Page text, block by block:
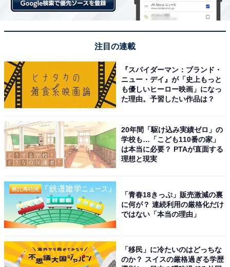
注目の連載
『スパイダーマン：ブランド・
ニュー・デイ』が「史上もっと
も優しいヒーロー映画」になっ
た理由。予習したい作品は？
20年間「駆け込み実績ゼロ」の
学校も…「こども110番の家」
は本当に必要？ PTAが直面する
理想と現実
「青春18きっぷ」販売激減の裏
に何が？ 連続利用の厳格化だけ
ではない「本当の理由」
「移民」に冷たいのはどっちな
のか？ スイスの厳格過ぎる学歴